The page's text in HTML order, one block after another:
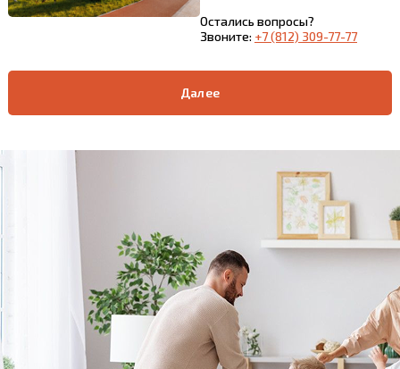
Остались вопросы?
Звоните: +7 (812) 309-77-77